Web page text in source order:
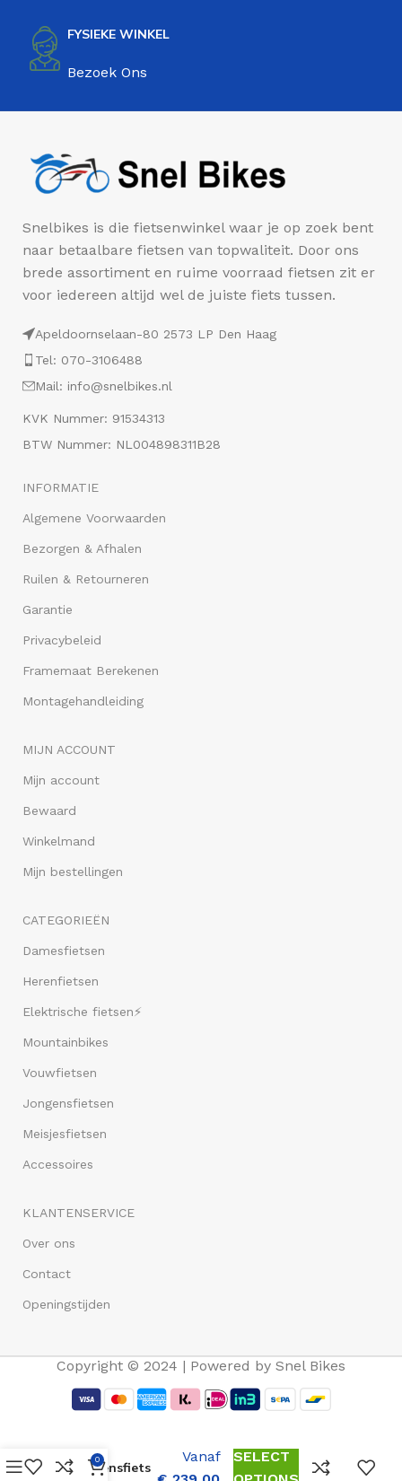
FYSIEKE WINKEL
Bezoek Ons
Snelbikes is die fietsenwinkel waar je op zoek bent
naar betaalbare fietsen van topwaliteit. Door ons
brede assortiment en ruime voorraad fietsen zit er
voor iedereen altijd wel de juiste fiets tussen.
Apeldoornselaan-80 2573 LP Den Haag
Tel: 070-3106488
Mail: info@snelbikes.nl
KVK Nummer: 91534313
BTW Nummer: NL004898311B28
INFORMATIE
Algemene Voorwaarden
Bezorgen & Afhalen
Ruilen & Retourneren
Garantie
Privacybeleid
Framemaat Berekenen
Montagehandleiding
MIJN ACCOUNT
Mijn account
Bewaard
Winkelmand
Mijn bestellingen
CATEGORIEËN
Damesfietsen
Herenfietsen
Elektrische fietsen⚡
Mountainbikes
Vouwfietsen
Jongensfietsen
Meisjesfietsen
Accessoires
KLANTENSERVICE
Over ons
Contact
Openingstijden
Copyright © 2024 | Powered by Snel Bikes
Volare
Inch
Jongensfiets
Vanaf
SELECT
0